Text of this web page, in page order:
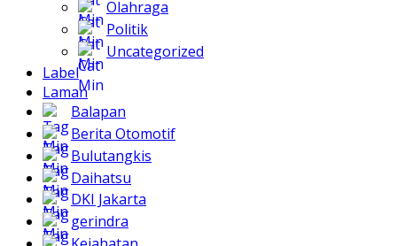
Olahraga
Politik
Uncategorized
Label
Laman
Balapan
Berita Otomotif
Bulutangkis
Daihatsu
DKI Jakarta
gerindra